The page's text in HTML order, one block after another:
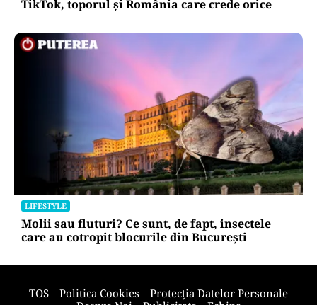
OPINII
Ambulanța era albă, dar prostia era neagră.
TikTok, toporul și România care crede orice